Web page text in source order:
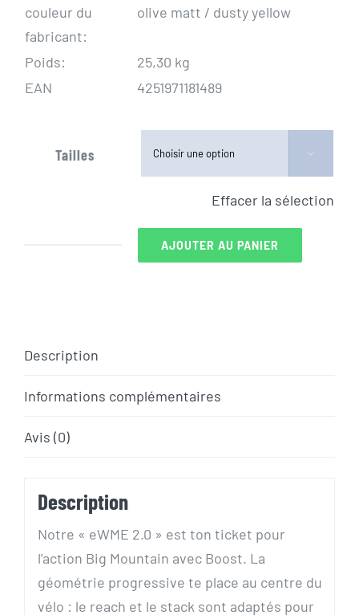
couleur du
fabricant:
olive matt / dusty yellow
Poids:
25,30 kg
EAN
4251971181489
Tailles 
Effacer la sélection
CONWAY
2.0
AJOUTER AU PANIER
Description
Informations complémentaires
Avis (0)
Description
Notre « eWME 2.0 » est ton ticket pour
l’action Big Mountain avec Boost. La
géométrie progressive te place au centre du
vélo : le reach et le stack sont adaptés pour